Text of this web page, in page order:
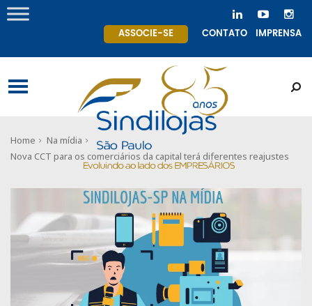
ASSOCIE-SE CONTATO IMPRENSA
Home
Na mídia
Nova CCT para os comerciários da capital terá diferentes reajustes